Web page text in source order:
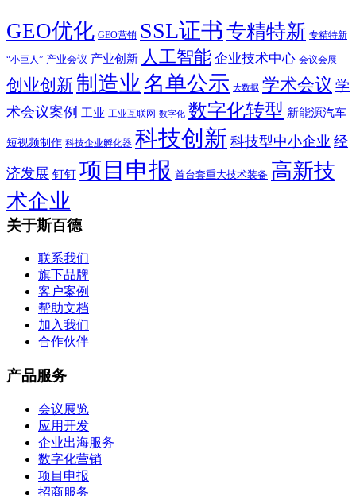
GEO优化 GEO营销 SSL证书 专精特新 专精特新
“小巨人” 产业会议 产业创新 人工智能 企业技术中心 会议会展
创业创新制造业 名单公示 大数据 学术会议 学
术会议案例 工业 工业互联网 数字化 数字化转型 新能源汽车
短视频制作 科技企业孵化器 科技创新 科技型中小企业 经
济发展 钉钉 项目申报 首台套重大技术装备 高新技
术企业
关于斯百德
联系我们
旗下品牌
客户案例
帮助文档
加入我们
合作伙伴
产品服务
会议展览
应用开发
企业出海服务
数字化营销
项目申报
招商服务